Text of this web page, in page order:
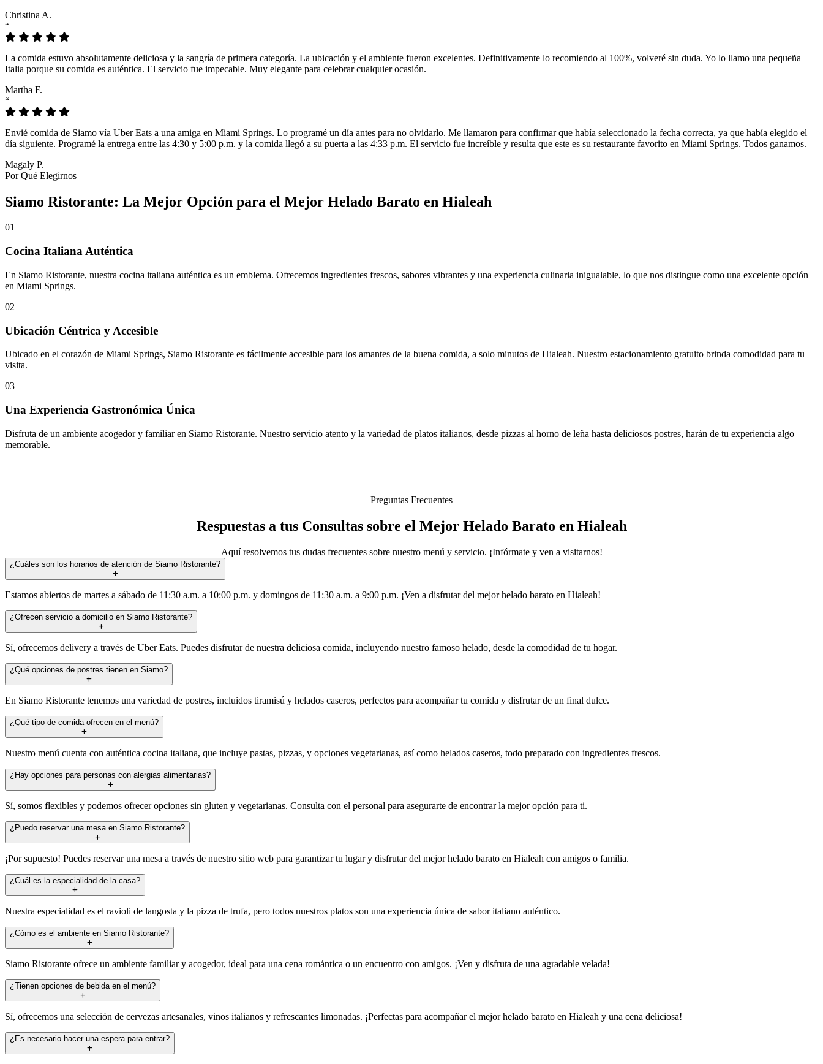
Christina A.
“
La comida estuvo absolutamente deliciosa y la sangría de primera categoría. La ubicación y el ambiente fueron excelentes. Definitivamente lo recomiendo al 100%, volveré sin duda. Yo lo llamo una pequeña
Italia porque su comida es auténtica. El servicio fue impecable. Muy elegante para celebrar cualquier ocasión.
Martha F.
“
Envié comida de Siamo vía Uber Eats a una amiga en Miami Springs. Lo programé un día antes para no olvidarlo. Me llamaron para confirmar que había seleccionado la fecha correcta, ya que había elegido el
día siguiente. Programé la entrega entre las 4:30 y 5:00 p.m. y la comida llegó a su puerta a las 4:33 p.m. El servicio fue increíble y resulta que este es su restaurante favorito en Miami Springs. Todos ganamos.
Magaly P.
Por Qué Elegirnos
Siamo Ristorante: La Mejor Opción para el Mejor Helado Barato en Hialeah
01
Cocina Italiana Auténtica
En Siamo Ristorante, nuestra cocina italiana auténtica es un emblema. Ofrecemos ingredientes frescos, sabores vibrantes y una experiencia culinaria inigualable, lo que nos distingue como una excelente opción
en Miami Springs.
02
Ubicación Céntrica y Accesible
Ubicado en el corazón de Miami Springs, Siamo Ristorante es fácilmente accesible para los amantes de la buena comida, a solo minutos de Hialeah. Nuestro estacionamiento gratuito brinda comodidad para tu
visita.
03
Una Experiencia Gastronómica Única
Disfruta de un ambiente acogedor y familiar en Siamo Ristorante. Nuestro servicio atento y la variedad de platos italianos, desde pizzas al horno de leña hasta deliciosos postres, harán de tu experiencia algo
memorable.
Preguntas Frecuentes
Respuestas a tus Consultas sobre el Mejor Helado Barato en Hialeah
Aquí resolvemos tus dudas frecuentes sobre nuestro menú y servicio. ¡Infórmate y ven a visitarnos!
¿Cuáles son los horarios de atención de Siamo Ristorante?
Estamos abiertos de martes a sábado de 11:30 a.m. a 10:00 p.m. y domingos de 11:30 a.m. a 9:00 p.m. ¡Ven a disfrutar del mejor helado barato en Hialeah!
¿Ofrecen servicio a domicilio en Siamo Ristorante?
Sí, ofrecemos delivery a través de Uber Eats. Puedes disfrutar de nuestra deliciosa comida, incluyendo nuestro famoso helado, desde la comodidad de tu hogar.
¿Qué opciones de postres tienen en Siamo?
En Siamo Ristorante tenemos una variedad de postres, incluidos tiramisú y helados caseros, perfectos para acompañar tu comida y disfrutar de un final dulce.
¿Qué tipo de comida ofrecen en el menú?
Nuestro menú cuenta con auténtica cocina italiana, que incluye pastas, pizzas, y opciones vegetarianas, así como helados caseros, todo preparado con ingredientes frescos.
¿Hay opciones para personas con alergias alimentarias?
Sí, somos flexibles y podemos ofrecer opciones sin gluten y vegetarianas. Consulta con el personal para asegurarte de encontrar la mejor opción para ti.
¿Puedo reservar una mesa en Siamo Ristorante?
¡Por supuesto! Puedes reservar una mesa a través de nuestro sitio web para garantizar tu lugar y disfrutar del mejor helado barato en Hialeah con amigos o familia.
¿Cuál es la especialidad de la casa?
Nuestra especialidad es el ravioli de langosta y la pizza de trufa, pero todos nuestros platos son una experiencia única de sabor italiano auténtico.
¿Cómo es el ambiente en Siamo Ristorante?
Siamo Ristorante ofrece un ambiente familiar y acogedor, ideal para una cena romántica o un encuentro con amigos. ¡Ven y disfruta de una agradable velada!
¿Tienen opciones de bebida en el menú?
Sí, ofrecemos una selección de cervezas artesanales, vinos italianos y refrescantes limonadas. ¡Perfectas para acompañar el mejor helado barato en Hialeah y una cena deliciosa!
¿Es necesario hacer una espera para entrar?